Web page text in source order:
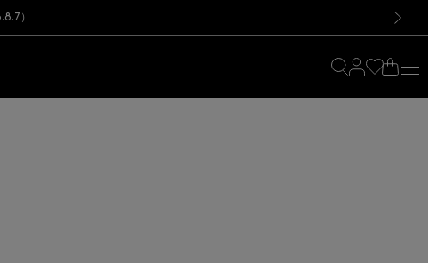
料！お買い物の際は会員登録を！
）
料！お買い物の際は会員登録を！